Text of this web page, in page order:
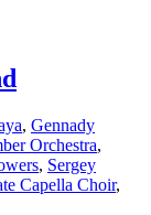
, Gennady
Orchestra,
, Sergey
Capella Choir,